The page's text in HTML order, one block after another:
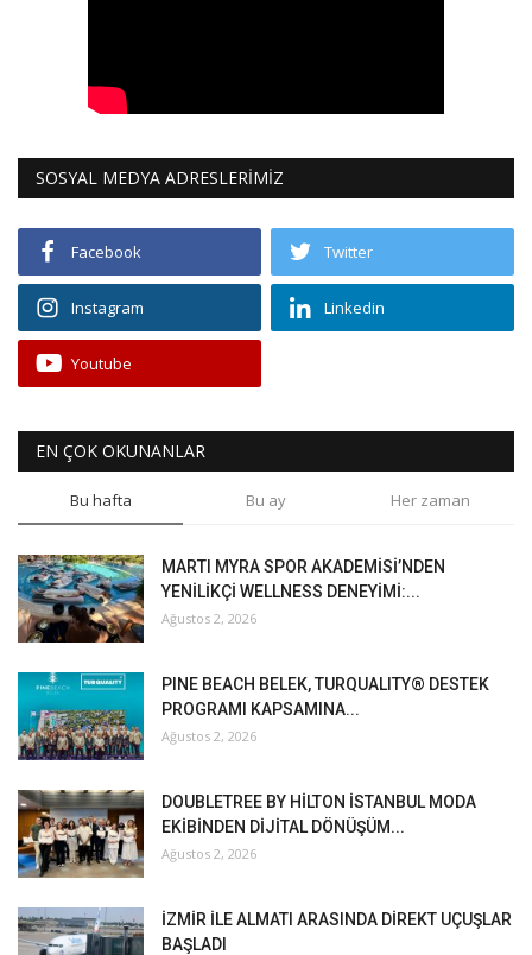
SOSYAL MEDYA ADRESLERİMİZ
Facebook Twitter
Instagram Linkedin
Youtube
EN ÇOK OKUNANLAR
Bu hafta Bu ay Her zaman
MARTI MYRA SPOR AKADEMİSİ’NDEN
YENİLİKÇİ WELLNESS DENEYİMİ:...
Ağustos 2, 2026
PINE BEACH BELEK, TURQUALITY® DESTEK
PROGRAMI KAPSAMINA...
Ağustos 2, 2026
DOUBLETREE BY HİLTON İSTANBUL MODA
EKİBİNDEN DİJİTAL DÖNÜŞÜM...
Ağustos 2, 2026
İZMİR İLE ALMATI ARASINDA DİREKT UÇUŞLAR
BAŞLADI